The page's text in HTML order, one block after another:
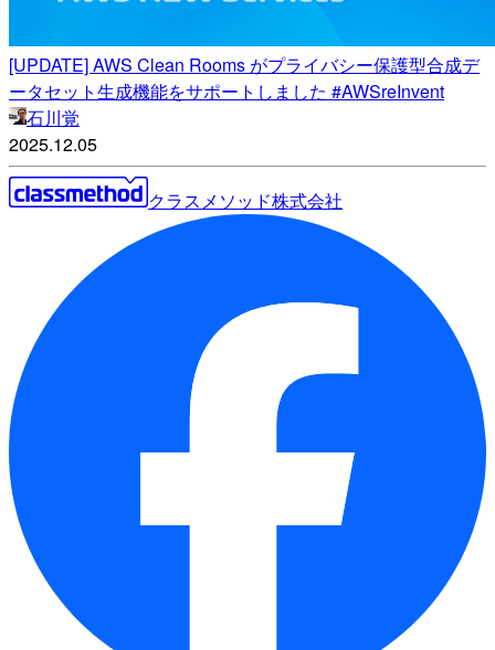
[UPDATE] AWS Clean Rooms がプライバシー保護型合成デ
ータセット生成機能をサポートしました #AWSreInvent
石川覚
2025.12.05
クラスメソッド株式会社